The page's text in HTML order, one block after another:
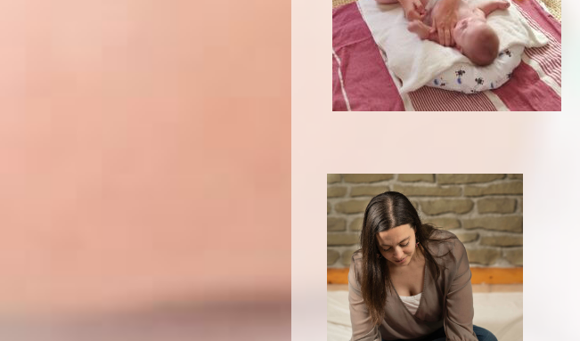
merveilleux cadeau
à faire à des parents
et leur bébé !